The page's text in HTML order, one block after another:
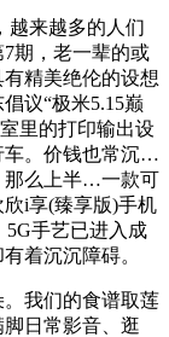
来越多的人们
期，老一辈的或
精美绝伦的设想
议“极米5.15巅
里的打印输出设
车。价钱也常沉…
那么上半…一款可
i享(臻享版)手机
5G手艺已进入成
着沉沉障碍。
我们的食谱取莲
日常影音、逛